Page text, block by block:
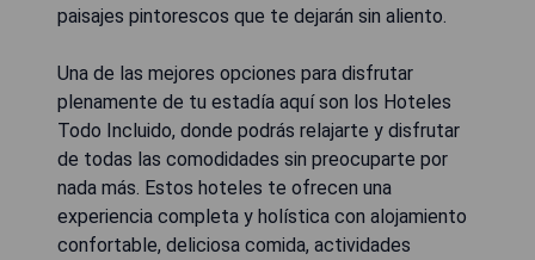
paisajes pintorescos que te dejarán sin aliento.
Una de las mejores opciones para disfrutar
plenamente de tu estadía aquí son los Hoteles
Todo Incluido, donde podrás relajarte y disfrutar
de todas las comodidades sin preocuparte por
nada más. Estos hoteles te ofrecen una
experiencia completa y holística con alojamiento
confortable, deliciosa comida, actividades